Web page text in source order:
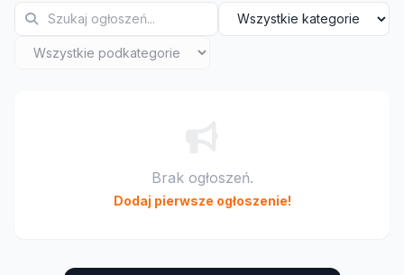
Brak ogłoszeń.
Dodaj pierwsze ogłoszenie!